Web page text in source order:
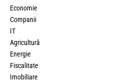
Economie
Companii
IT
Agricultură
Energie
Fiscalitate
Imobiliare